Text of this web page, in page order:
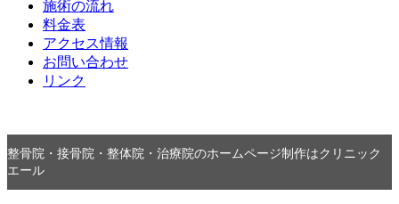
施術の流れ
料金表
アクセス情報
お問い合わせ
リンク
整骨院・接骨院・整体院・治療院のホームページ制作はクリニック
エール